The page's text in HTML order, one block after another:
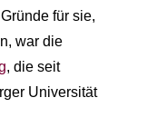
für sie,
war die
, die seit
Universität